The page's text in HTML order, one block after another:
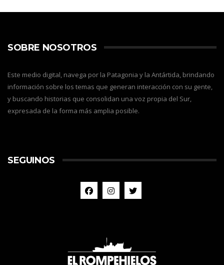
SOBRE NOSOTROS
Este medio digital, navega por la Patagonia y la Antártida, brindando
información sobre los temas que generan interacción con su gente,
y buscando historias que consolidan una voz propia del Sur,
expresada de la forma más amplia posible.
SEGUINOS